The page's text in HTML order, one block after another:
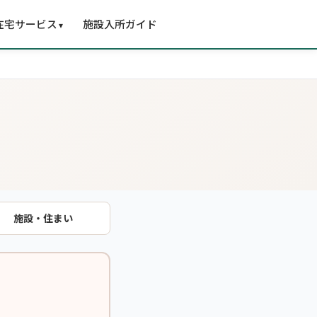
宅サービス ▾ 施設入所ガイド
施設・住まい